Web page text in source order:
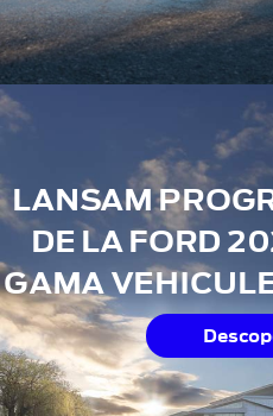
LANSAM
DE LA FORD
GAMA